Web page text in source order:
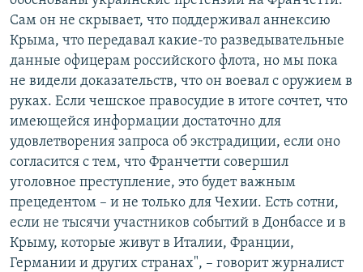
Сам он не скрывает, что поддерживал аннексию
Крыма, что передавал какие-то разведывательные
данные офицерам российского флота, но мы пока
не видели доказательств, что он воевал с оружием в
руках. Если чешское правосудие в итоге сочтет, что
имеющейся информации достаточно для
удовлетворения запроса об экстрадиции, если оно
согласится с тем, что Франчетти совершил
уголовное преступление, это будет важным
прецедентом – и не только для Чехии. Есть сотни,
если не тысячи участников событий в Донбассе и в
Крыму, которые живут в Италии, Франции,
Германии и других странах", – говорит журналист